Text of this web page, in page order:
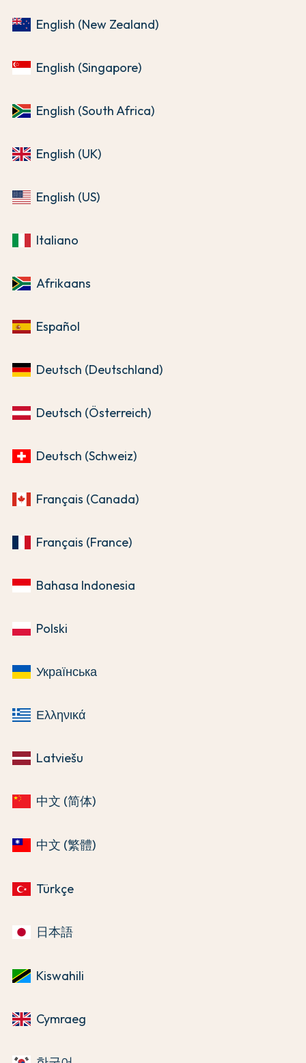
English (New Zealand)
English (Singapore)
English (South Africa)
English (UK)
English (US)
Italiano
Afrikaans
Español
Deutsch (Deutschland)
Deutsch (Österreich)
Deutsch (Schweiz)
Français (Canada)
Français (France)
Bahasa Indonesia
Polski
Українська
Ελληνικά
Latviešu
中文 (简体)
中文 (繁體)
Türkçe
日本語
Kiswahili
Cymraeg